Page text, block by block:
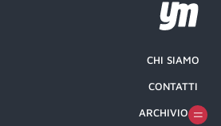
CHI SIAMO
CONTATTI
ARCHIVIO